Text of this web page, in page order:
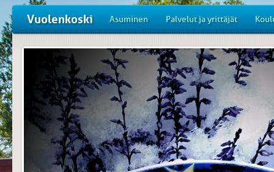
Vuolenkoski Asuminen Palvelut ja yrittäjät